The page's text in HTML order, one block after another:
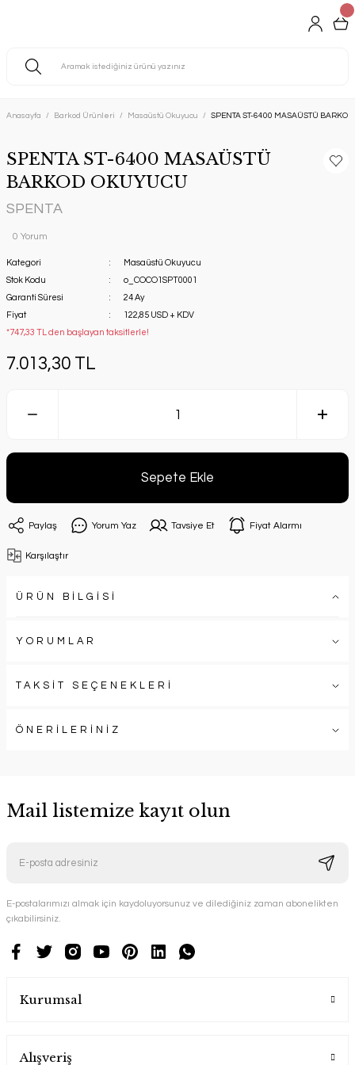
Anasayfa Barkod Ürünleri Masaüstü Okuyucu SPENTA ST-6400 MASAÜSTÜ
SPENTA ST-6400 MASAÜSTÜ
BARKOD OKUYUCU
SPENTA
0 Yorum
Kategori
Masaüstü Okuyucu
Stok Kodu
o_COCO1SPT0001
Garanti Süresi
24 Ay
Fiyat
122,85 USD + KDV
*747,33 TL den başlayan taksitlerle!
7.013,30 TL
Sepete Ekle
Paylaş Yorum Yaz Tavsiye Et Fiyat Alarmı
Karşılaştır
ÜRÜN BİLGİSİ
YORUMLAR
TAKSİT SEÇENEKLERİ
ÖNERİLERİNİZ
Mail listemize kayıt olun
E-postalarımızı almak için kaydoluyorsunuz ve dilediğiniz zaman abonelikten
çıkabilirsiniz.
Kurumsal
Alışveriş